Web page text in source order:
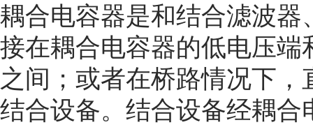
耦合电容器是和结合滤波
接在耦合电容器的低电压
之间；或者在桥路情况下
结合设备。结合设备经耦